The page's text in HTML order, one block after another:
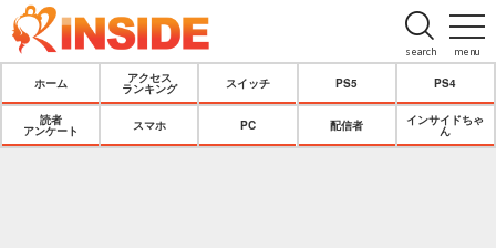
menu
search
ホーム
アクセス
ランキング
スイッチ PS5 PS4
読者
アンケート
スマホ PC 配信者
インサイドちゃ
ん